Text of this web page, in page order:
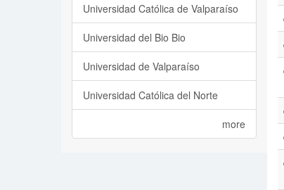
Universidad Católica de Valparaíso
Universidad del Bio Bio
Universidad de Valparaíso
Universidad Católica del Norte
more